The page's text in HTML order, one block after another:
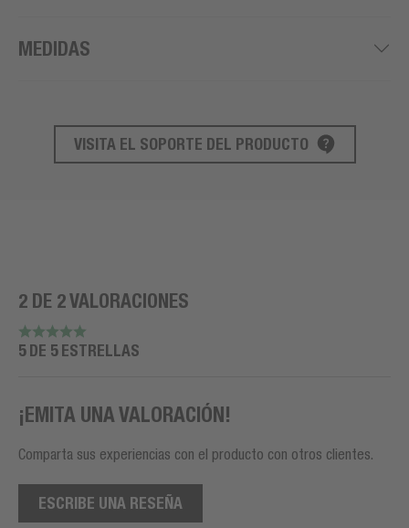
MEDIDAS
SOPORTE DE PRODUCTO
VISITA EL SOPORTE DEL PRODUCTO
2 DE 2 VALORACIONES
5 DE 5 ESTRELLAS
¡EMITA UNA VALORACIÓN!
Comparta sus experiencias con el producto con otros clientes.
ESCRIBE UNA RESEÑA